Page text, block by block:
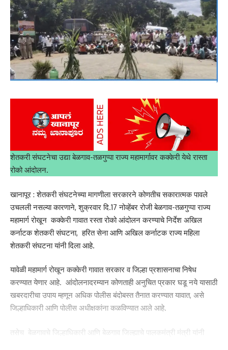
शेतकरी संघटनेचा उद्या बेळगाव-तळगुप्पा राज्य महामार्गावर कक्केरी येथे रास्ता
रोको आंदोलन.
खानापूर : शेतकरी संघटनेच्या मागणीला सरकारने कोणतीच सकारात्मक पावले
उचलली नसल्या कारणाने, शुक्रवार दि.17 नोव्हेंबर रोजी बेळगाव-तळगुप्पा राज्य
महामार्ग रोखून कक्केरी गावात रस्ता रोको आंदोलन करण्याचे निर्देश अखिल
कर्नाटक शेतकरी संघटना, हरित सेना आणि अखिल कर्नाटक राज्य महिला
शेतकरी संघटना यांनी दिला आहे.
यावेळी महामार्ग रोखून कक्केरी गावात सरकार व जिल्हा प्रशासनाचा निषेध
करण्यात येणार आहे. आंदोलनादरम्यान कोणताही अनुचित प्रकार घडू नये यासाठी
खबरदारीचा उपाय म्हणून अधिक पोलीस बंदोबस्त तैनात करण्यात यावात, असे
जिल्हाधिकारी आणि पोलीस अधीक्षकांना कळविण्यात आले आहे.
तसेच बेळगावचे जिल्हाधिकारी आणि बेळगाव जिल्ह्याचे पालकमंत्री मंत्री यांनी